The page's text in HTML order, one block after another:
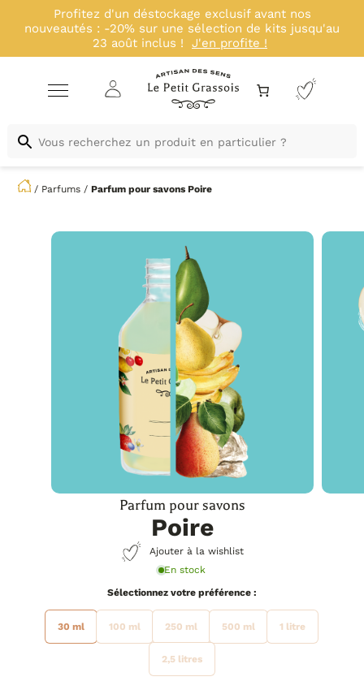
Profitez d'un déstockage exclusif avant nos
nouveautés : -20% sur une sélection de kits jusqu'au
23 août inclus !
J'en profite !
/ Parfums /Parfum pour savonsPoire
Parfum pour savons
Poire
Ajouter à la wishlist
En stock
préférence
30 ml 100 ml 250 ml 500 ml 1 litre
2,5 litres